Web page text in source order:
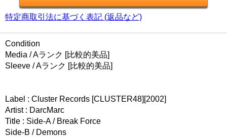
特定商取引法に基づく表記 (返品など)
Condition
Media / Aランク [比較的美品]
Sleeve / Aランク [比較的美品]
Label : Cluster Records [CLUSTER48][2002]
Artist : DarcMarc
Title : Side-A / Break Force
Side-B / Demons